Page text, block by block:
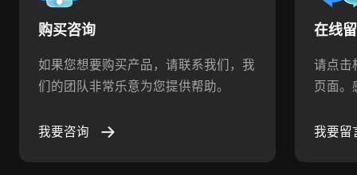
购买咨询
如果您想要购买产品，请联系我们，我
们的团队非常乐意为您提供帮助。
我要咨询
在线
请点击
页面。
我要留